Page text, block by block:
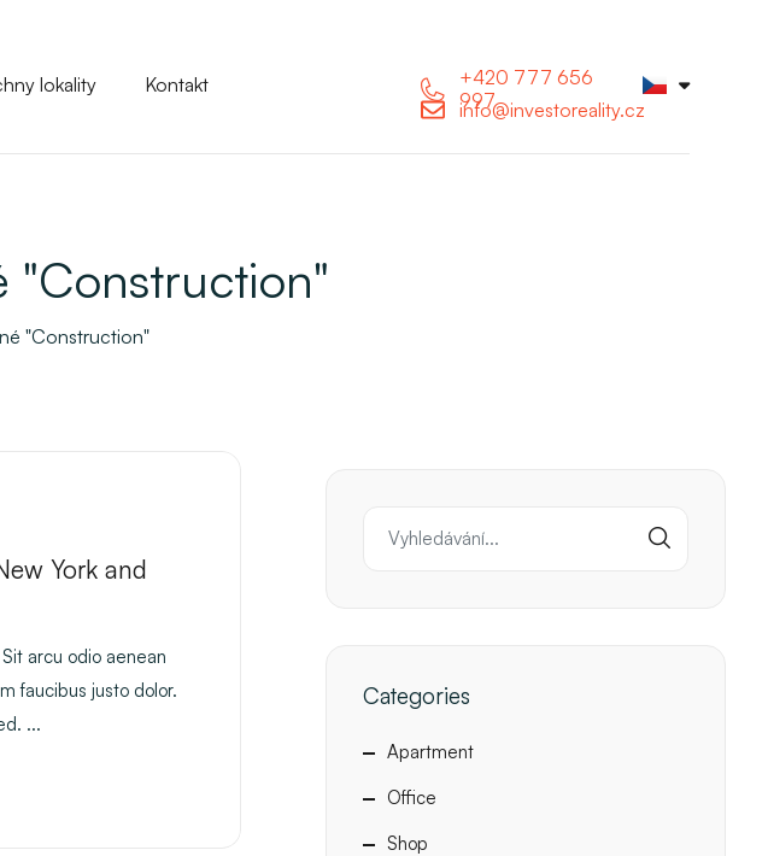
lokality Kontakt
+420 777 656
997
info@investoreality.cz
"Construction"
"Construction"
York and
arcu odio aenean
faucibus justo dolor.
...
Categories
Apartment
Office
Shop